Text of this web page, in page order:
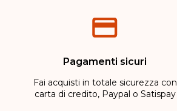
Pagamenti sicuri
Fai acquisti in totale sicurezza con
carta di credito, Paypal o Satispay